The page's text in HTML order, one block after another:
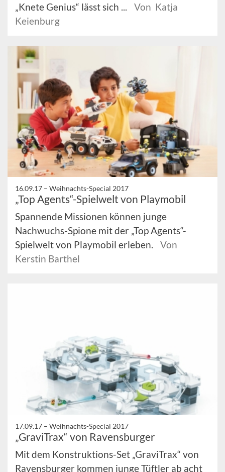
„Knete Genius“ lässt sich ...
Von Katja
Keienburg
16.09.17 – Weihnachts-Special 2017
„Top Agents“-Spielwelt von Playmobil
Spannende Missionen können junge
Nachwuchs-Spione mit der „Top Agents“-
Spielwelt von Playmobil erleben.
Von
Kerstin Barthel
17.09.17 – Weihnachts-Special 2017
„GraviTrax“ von Ravensburger
Mit dem Konstruktions-Set „GraviTrax“ von
Ravensburger kommen junge Tüftler ab acht